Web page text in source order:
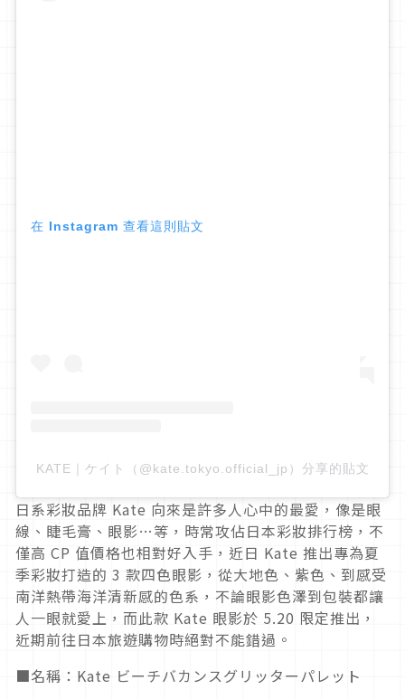
在 Instagram 查看這則貼文
KATE｜ケイト（@kate.tokyo.official_jp）分享的貼文
日系彩妝品牌 Kate 向來是許多人心中的最愛，像是眼
線、睫毛膏、眼影…等，時常攻佔日本彩妝排行榜，不
僅高 CP 值價格也相對好入手，近日 Kate 推出專為夏
季彩妝打造的 3 款四色眼影，從大地色、紫色、到感受
南洋熱帶海洋清新感的色系，不論眼影色澤到包裝都讓
人一眼就愛上，而此款 Kate 眼影於 5.20 限定推出，
近期前往日本旅遊購物時絕對不能錯過。
■名稱：Kate ビーチバカンスグリッターパレット